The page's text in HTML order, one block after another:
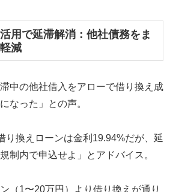
用で延滞解消：他社債務をま
減
中の他社借入をアローで借り換え成
なった」との声。
り換えローンは金利19.94%だが、延
制内で申込せよ」とアドバイス。
（1〜20万円）より借り換えが通り